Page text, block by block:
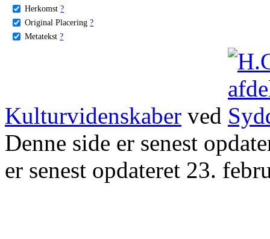
Herkomst ?
Original Placering ?
Metatekst ?
Kulturvidenskaber ved
Denne side er senest
er senest opdateret 23.